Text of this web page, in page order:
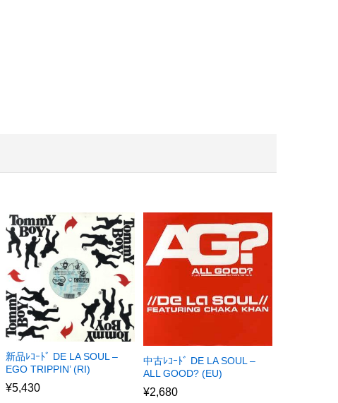
新品ﾚｺｰﾄﾞ DE LA SOUL –
EGO TRIPPIN’ (RI)
¥5,430
中古ﾚｺｰﾄﾞ DE LA SOUL –
ALL GOOD? (EU)
¥2,680